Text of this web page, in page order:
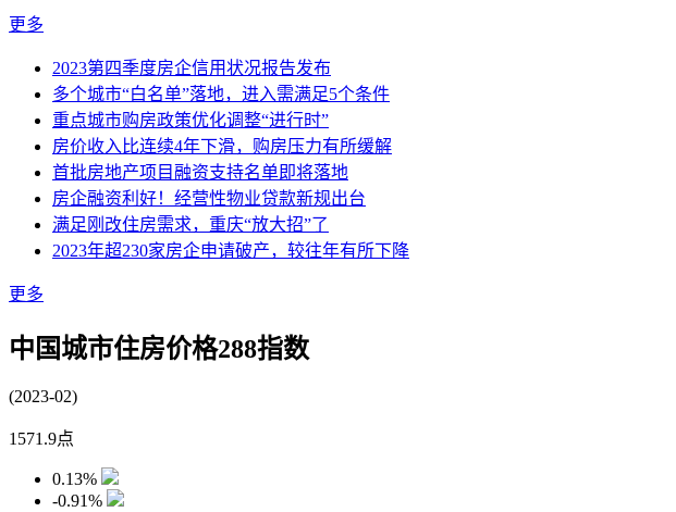
更多
2023第四季度房企信用状况报告发布
多个城市“白名单”落地，进入需满足5个条件
重点城市购房政策优化调整“进行时”
房价收入比连续4年下滑，购房压力有所缓解
首批房地产项目融资支持名单即将落地
房企融资利好！经营性物业贷款新规出台
满足刚改住房需求，重庆“放大招”了
2023年超230家房企申请破产，较往年有所下降
更多
中国城市住房价格288指数
(2023-02)
1571.9点
0.13%
-0.91%